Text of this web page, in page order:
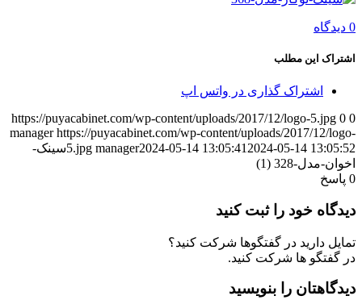
0 دیدگاه
اشتراک این مطلب
اشتراک گذاری در واتس اپ
https://puyacabinet.com/wp-content/uploads/2017/12/logo-5.jpg 0 0
manager https://puyacabinet.com/wp-content/uploads/2017/12/logo-
5.jpg manager2024-05-14 13:05:41 2024-05-14 13:05:52
سینک-
اخوان-مدل-328 (1)
0 پاسخ
دیدگاه خود را ثبت کنید
تمایل دارید در گفتگوها شرکت کنید؟
در گفتگو ها شرکت کنید.
دیدگاهتان را بنویسید